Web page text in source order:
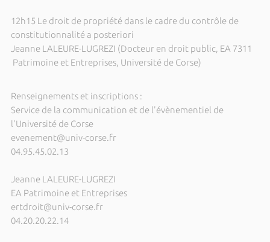
12h15 Le droit de propriété dans le cadre du contrôle de
constitutionnalité a posteriori
Jeanne LALEURE-LUGREZI (Docteur en droit public, EA 7311
Patrimoine et Entreprises, Université de Corse)
Renseignements et inscriptions :
Service de la communication et de l'évènementiel de
l'Université de Corse
evenement@univ-corse.fr
04.95.45.02.13
Jeanne LALEURE-LUGREZI
EA Patrimoine et Entreprises
ertdroit@univ-corse.fr
04.20.20.22.14